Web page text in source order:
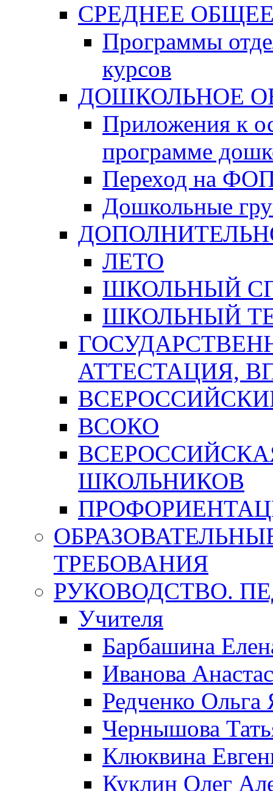
СРЕДНЕЕ
Программы
курсов
ДОШКОЛЬНОЕ
Приложения к
программе
Переход на
Дошкольные
ЛЕТО
ШКОЛЬНЫЙ
ШКОЛЬНЫЙ
АТТЕСТАЦИЯ,
ВСОКО
ШКОЛЬНИКОВ
ТРЕБОВАНИЯ
РУКОВОДСТВО.
Учителя
Барбашина
Иванова
Редченко Ольга
Чернышова
Клюквина
Куклин Олег